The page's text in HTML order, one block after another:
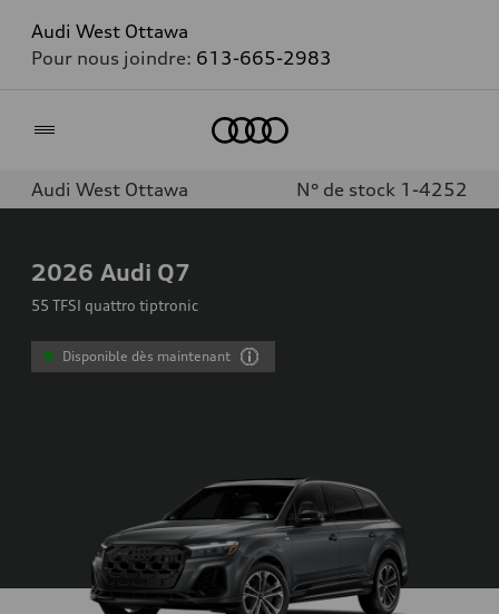
Audi West Ottawa
Pour nous joindre: 613-665-2983
Audi West Ottawa N° de stock 1-4252
2026 Audi Q7
55 TFSI quattro tiptronic
Disponible dès maintenant